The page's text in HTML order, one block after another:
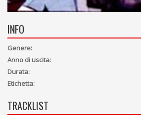
INFO
Genere:
Anno di uscita:
Durata:
Etichetta:
TRACKLIST